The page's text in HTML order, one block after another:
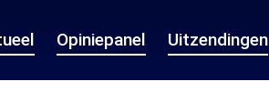
Opiniepanel Uitzendingen